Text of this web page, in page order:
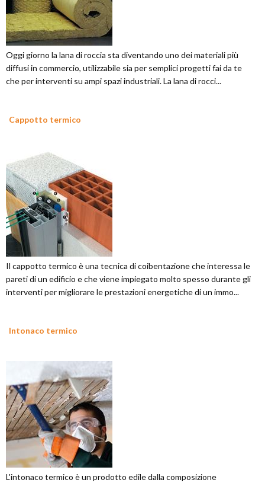
Oggi giorno la lana di roccia sta diventando uno dei materiali più
diffusi in commercio, utilizzabile sia per semplici progetti fai da te
che per interventi su ampi spazi industriali. La lana di rocci...
Cappotto termico
Il cappotto termico è una tecnica di coibentazione che interessa le
pareti di un edificio e che viene impiegato molto spesso durante gli
interventi per migliorare le prestazioni energetiche di un immo...
Intonaco termico
L'intonaco termico è un prodotto edile dalla composizione